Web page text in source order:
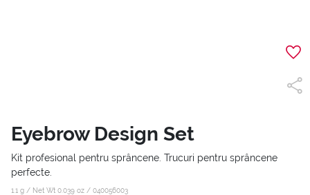
Eyebrow Design Set
Kit profesional pentru sprâncene. Trucuri pentru sprâncene
perfecte.
1.1 g / Net Wt 0.039 oz / 040056003